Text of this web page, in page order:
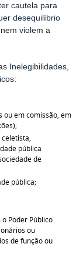
cautela para
desequilíbrio
violem a
Inelegibilidades,
ou em comissão, em
pública
de
pública;
Poder Público
ou
de função ou